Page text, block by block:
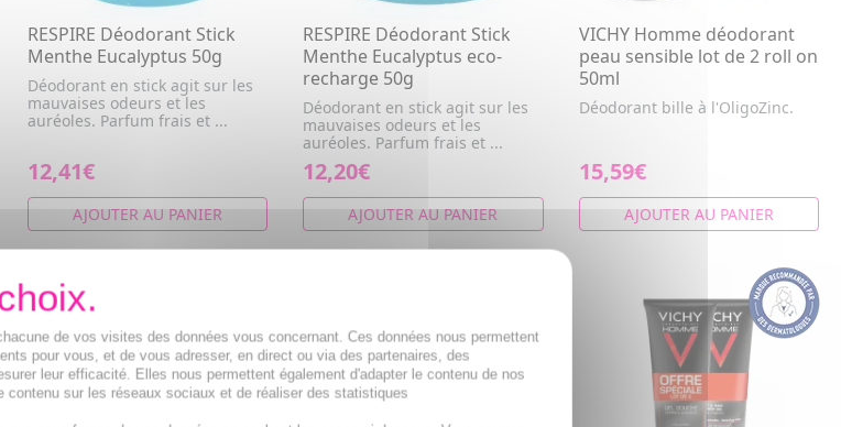
RESPIRE Déodorant Stick
Menthe Eucalyptus 50g
Déodorant en stick agit sur les
mauvaises odeurs et les
auréoles. Parfum frais et ...
12,41€
AJOUTER AU PANIER
RESPIRE Déodorant Stick
Menthe Eucalyptus eco-
recharge 50g
Déodorant en stick agit sur les
mauvaises odeurs et les
auréoles. Parfum frais et ...
12,20€
AJOUTER AU PANIER
VICHY Homme déodorant
peau sensible lot de 2 roll on
50ml
Déodorant bille à l'OligoZinc.
15,59€
AJOUTER AU PANIER
de vos visites des données vous concernant. Ces données nous permettent
pour vous, et de vous adresser, en direct ou via des partenaires, des
leur efficacité. Elles nous permettent également d'adapter le contenu de nos
sur les réseaux sociaux et de réaliser des statistiques